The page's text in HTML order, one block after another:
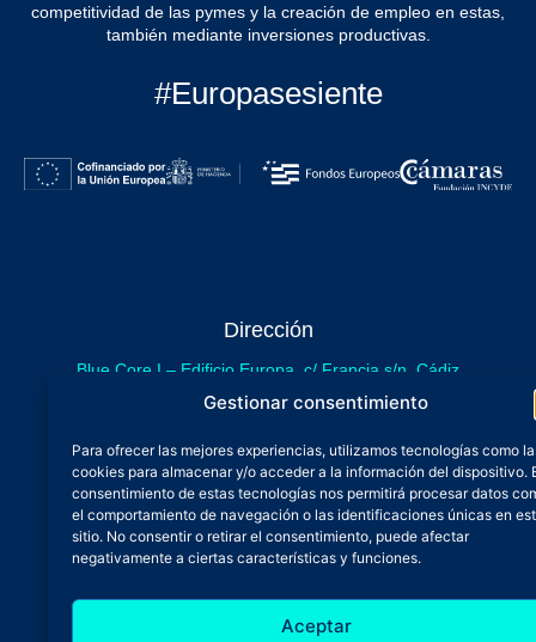
Gestionar consentimiento
Para ofrecer las mejores experiencias, utilizamos tecnologías como
cookies para almacenar y/o acceder a la información del dispositivo.
consentimiento de estas tecnologías nos permitirá procesar datos
el comportamiento de navegación o las identificaciones únicas en
sitio. No consentir o retirar el consentimiento, puede afectar
negativamente a ciertas características y funciones.
Aceptar
competitividad de las pymes y la creación de empleo en estas,
también mediante inversiones productivas.
#Europasesiente
Dirección
Blue Core I – Edificio Europa, c/ Francia s/n. Cádiz
sede provisional de Blue Core - Incubazul
próximamente.
Teléfono y Whatsapp
600 515 071
De lunes a viernes
Oficina 24/7
Atención continuada